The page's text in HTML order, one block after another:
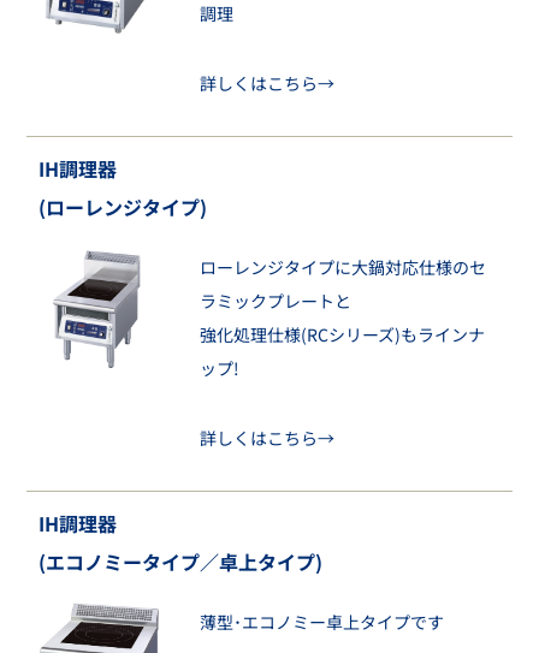
調理
詳しくはこちら→
IH調理器
(ローレンジタイプ)
ローレンジタイプに大鍋対応仕様のセ
ラミックプレートと
強化処理仕様(RCシリーズ)もラインナ
ップ!
詳しくはこちら→
IH調理器
(エコノミータイプ／卓上タイプ)
薄型･エコノミー卓上タイプです